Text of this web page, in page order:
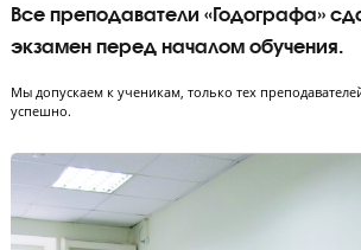
чтобы, когда они подзабудут материал, его
Задача методики: выработать у ученика
верному ответу. Так весь класс узнает о
решит «задачу со звездочкой».
«Холодный обзвон»